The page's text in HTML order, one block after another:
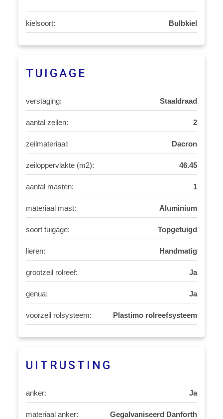
kielsoort: Bulbkiel
TUIGAGE
verstaging: Staaldraad
aantal zeilen: 2
zeilmateriaal: Dacron
zeiloppervlakte (m2): 46.45
aantal masten: 1
materiaal mast: Aluminium
soort tuigage: Topgetuigd
lieren: Handmatig
grootzeil rolreef: Ja
genua: Ja
voorzeil rolsysteem: Plastimo rolreefsysteem
UITRUSTING
anker: Ja
materiaal anker: Gegalvaniseerd Danforth